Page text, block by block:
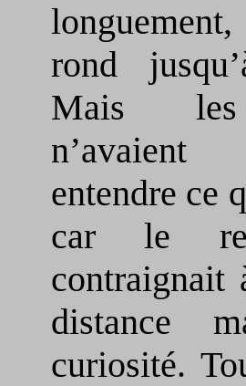
rond
Mais
entendre ce
car le
contraignait
distance
curiosité.